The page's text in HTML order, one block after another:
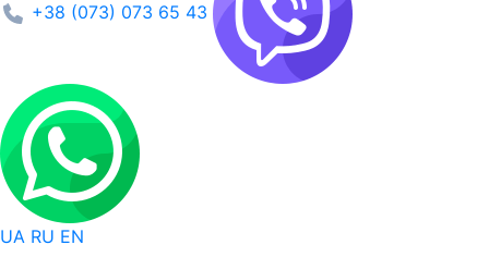
+38 (073) 073 65 43
UA RU EN